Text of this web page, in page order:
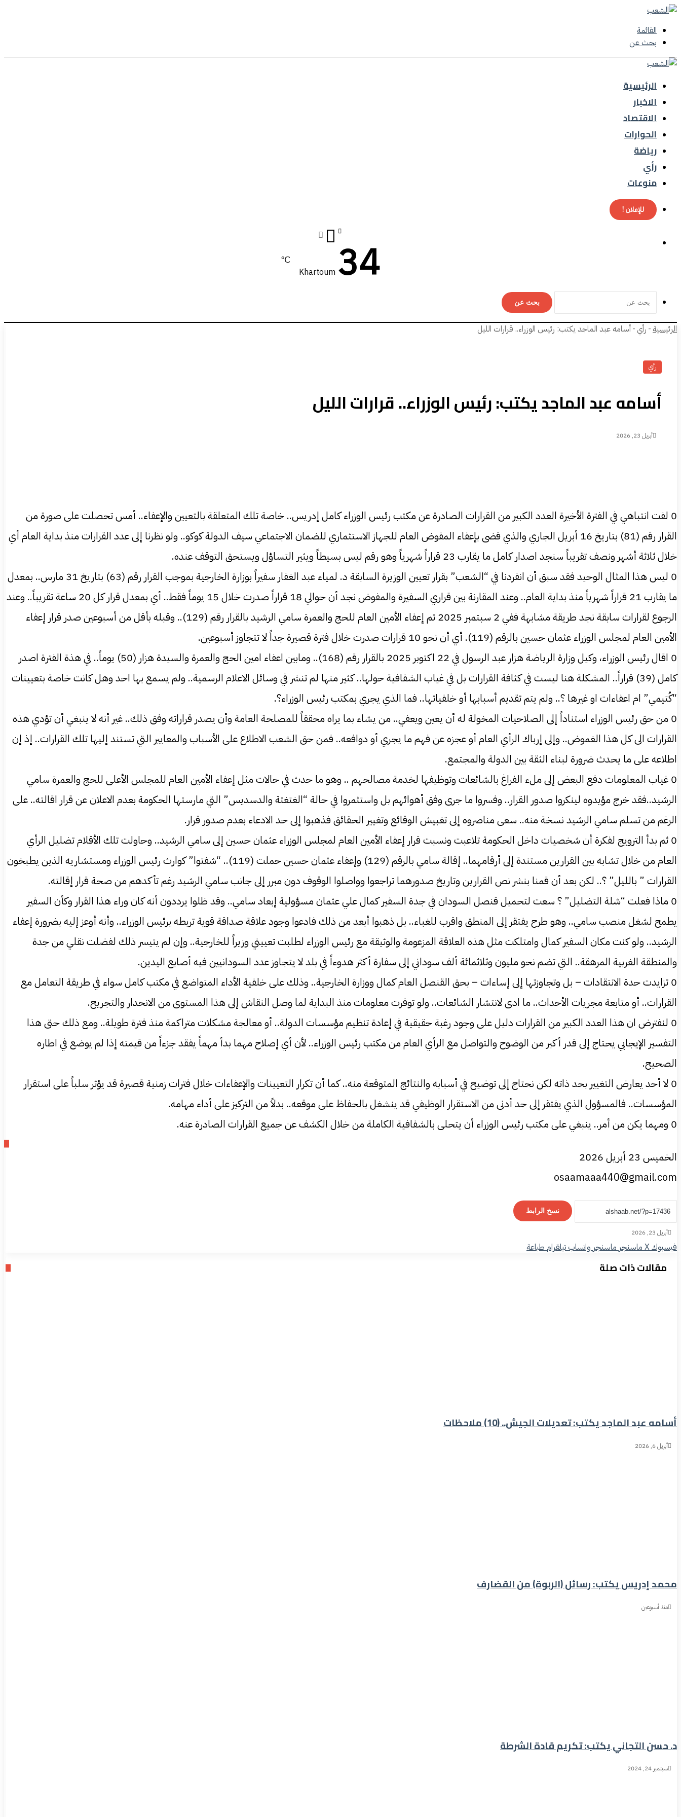
القائمة
بحث عن
الرئيسية
الاخبار
الاقتصاد
الحوارات
رياضة
رأي
منوعات
للإعلان !
Khartoum 34
℃
بحث عن
الرئيسية- رأي -أسامه عبد الماجد يكتب: رئيس الوزراء.. قرارات الليل
رأي
أسامه عبد الماجد يكتب: رئيس الوزراء.. قرارات الليل
أبريل 23, 2026
0 لفت انتباهي في الفترة الأخيرة العدد الكبير من القرارات الصادرة عن مكتب رئيس الوزراء كامل إدريس.. خاصة تلك المتعلقة بالتعيين والإعفاء.. أمس تحصلت على صورة من
القرار رقم (81) بتاريخ 16 أبريل الجاري والذي قضى بإعفاء المفوض العام للجهاز الاستثماري للضمان الاجتماعي سيف الدولة كوكو.. ولو نظرنا إلى عدد القرارات منذ بداية العام أي
خلال ثلاثة أشهر ونصف تقريباً سنجد اصدار كامل ما يقارب 23 قراراً شهرياً وهو رقم ليس بسيطاً ويثير التساؤل ويستحق التوقف عنده.
0 ليس هذا المثال الوحيد فقد سبق أن انفردنا في “الشعب” بقرار تعيين الوزيرة السابقة د. لمياء عبد الغفار سفيراً بوزارة الخارجية بموجب القرار رقم (63) بتاريخ 31 مارس.. بمعدل
ما يقارب 21 قراراً شهرياً منذ بداية العام.. وعند المقارنة بين قراري السفيرة والمفوض نجد أن حوالي 18 قراراً صدرت خلال 15 يوماً فقط.. أي بمعدل قرار كل 20 ساعة تقريباً.. وعند
الرجوع لقرارات سابقة نجد طريقة مشابهة ففي 2 سبتمبر 2025 تم إعفاء الأمين العام للحج والعمرة سامي الرشيد بالقرار رقم (129).. وقبله بأقل من أسبوعين صدر قرار إعفاء
الأمين العام لمجلس الوزراء عثمان حسين بالرقم (119). أي أن نحو 10 قرارات صدرت خلال فترة قصيرة جداً لا تتجاوز أسبوعين.
0 اقال رئيس الوزراء، وكيل وزارة الرياضة هزار عبد الرسول في 22 اكتوبر 2025 بالقرار رقم (168).. ومابين اعفاء امين الحج والعمرة والسيدة هزار (50) يوماً.. في هذة الفترة اصدر
كامل (39) قراراً.. المشكلة هنا ليست في كثافة القرارات بل في غياب الشفافية حولها.. كثير منها لم تنشر في وسائل الاعلام الرسمية.. ولم يسمع بها احد وهل كانت خاصة بتعيينات
“كُتيمي” ام اعفاءات او غيرها ؟.. ولم يتم تقديم أسبابها أو خلفياتها.. فما الذي يجري بمكتب رئيس الوزراء؟.
0 من حق رئيس الوزراء استناداً إلى الصلاحيات المخولة له أن يعين ويعفي.. من يشاء بما يراه محققاً للمصلحة العامة وأن يصدر قراراته وفق ذلك.. غير أنه لا ينبغي أن تؤدي هذه
القرارات الى كل هذا الغموض.. وإلى إرباك الرأي العام أو عجزه عن فهم ما يجري أو دوافعه.. فمن حق الشعب الاطلاع على الأسباب والمعايير التي تستند إليها تلك القرارات.. إذ إن
اطلاعه على ما يحدث ضرورة لبناء الثقة بين الدولة والمجتمع.
0 غياب المعلومات دفع البعض إلى ملء الفراغ بالشائعات وتوظيفها لخدمة مصالحهم .. وهو ما حدث في حالات مثل إعفاء الأمين العام للمجلس الأعلى للحج والعمرة سامي
الرشيد..فقد خرج مؤيدوه لينكروا صدور القرار.. وفسروا ما جرى وفق أهوائهم بل واستثمروا في حالة “الغتغتة والدسديس” التي مارستها الحكومة بعدم الاعلان عن قرار اقالته.. على
الرغم من تسلم سامي الرشيد نسخة منه.. سعى مناصروه إلى تغبيش الوقائع وتغيير الحقائق فذهبوا إلى حد الادعاء بعدم صدور قرار.
0 ثم بدأ الترويج لفكرة أن شخصيات داخل الحكومة تلاعبت ونسبت قرار إعفاء الأمين العام لمجلس الوزراء عثمان حسين إلى سامي الرشيد.. وحاولت تلك الأقلام تضليل الرأي
العام من خلال تشابه بين القرارين مستندة إلى أرقامهما.. إقالة سامي بالرقم (129) وإعفاء عثمان حسين حملت (119).. “شفتوا” كوارث رئيس الوزراء ومستشاريه الذين يطبخون
القرارات ” بالليل” ؟.. لكن بعد أن قمنا بنشر نص القرارين وتاريخ صدورهما تراجعوا وواصلوا الوقوف دون مبرر إلى جانب سامي الرشيد رغم تأكدهم من صحة قرار إقالته.
0 ماذا فعلت “شلة التضليل” ؟ سعت لتحميل قنصل السودان في جدة السفير كمال علي عثمان مسؤولية إبعاد سامي.. وقد ظلوا يرددون أنه كان وراء هذا القرار وكأن السفير
يطمح لشغل منصب سامي.. وهو طرح يفتقر إلى المنطق واقرب للغباء.. بل ذهبوا أبعد من ذلك فادعوا وجود علاقة صداقة قوية تربطه برئيس الوزراء.. وأنه أوعز إليه بضرورة إعفاء
الرشيد.. ولو كنت مكان السفير كمال وامتلكت مثل هذه العلاقة المزعومة والوثيقة مع رئيس الوزراء لطلبت تعييني وزيراً للخارجية.. وإن لم يتيسر ذلك لفضلت نقلي من جدة
والمنطقة الغربية المرهقة.. التي تضم نحو مليون وثلاثمائة ألف سوداني إلى سفارة أكثر هدوءاً في بلد لا يتجاوز عدد السودانيين فيه أصابع اليدين.
0 تزايدت حدة الانتقادات – بل وتجاوزتها إلى إساءات – بحق القنصل العام كمال ووزارة الخارجية.. وذلك على خلفية الأداء المتواضع في مكتب كامل سواء في طريقة التعامل مع
القرارات.. أو متابعة مجريات الأحداث.. ما ادى لانتشار الشائعات.. ولو توفرت معلومات منذ البداية لما وصل النقاش إلى هذا المستوى من الانحدار والتجريح.
0 لنفترض ان هذا العدد الكبير من القرارات دليل على وجود رغبة حقيقية في إعادة تنظيم مؤسسات الدولة.. أو معالجة مشكلات متراكمة منذ فترة طويلة.. ومع ذلك حتى هذا
التفسير الإيجابي يحتاج إلى قدر أكبر من الوضوح والتواصل مع الرأي العام من مكتب رئيس الوزراء.. لأن أي إصلاح مهما بدأ مهماً يفقد جزءاً من قيمته إذا لم يوضع في اطاره
الصحيح.
0 لا أحد يعارض التغيير بحد ذاته لكن نحتاج إلى توضيح في أسبابه والنتائج المتوقعة منه.. كما أن تكرار التعيينات والإعفاءات خلال فترات زمنية قصيرة قد يؤثر سلباً على استقرار
المؤسسات.. فالمسؤول الذي يفتقر إلى حد أدنى من الاستقرار الوظيفي قد ينشغل بالحفاظ على موقعه.. بدلاً من التركيز على أداء مهامه.
0 ومهما يكن من أمر.. ينبغي على مكتب رئيس الوزراء أن يتحلى بالشفافية الكاملة من خلال الكشف عن جميع القرارات الصادرة عنه.
الخميس 23 أبريل 2026
osaamaaa440@gmail.com
نسخ الرابط
أبريل 23, 2026
فيسبوك‫Xماسنجر ماسنجر واتسابتيلقرامطباعة
مقالات ذات صلة
أسامه عبد الماجد يكتب: تعديلات الجيش.. (10) ملاحظات
أبريل 6, 2026
محمد إدريس يكتب: رسائل (الربوة) من القضارف
منذ أسبوعين
د. حسن التجاني يكتب: تكريم قادة الشرطة
سبتمبر 24, 2024